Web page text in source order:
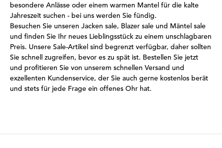
besondere Anlässe oder einem warmen Mantel für die kalte
Jahreszeit suchen - bei uns werden Sie fündig.
Besuchen Sie unseren Jacken sale, Blazer sale und Mäntel sale
und finden Sie Ihr neues Lieblingsstück zu einem unschlagbaren
Preis. Unsere Sale-Artikel sind begrenzt verfügbar, daher sollten
Sie schnell zugreifen, bevor es zu spät ist. Bestellen Sie jetzt
und profitieren Sie von unserem schnellen Versand und
exzellenten Kundenservice, der Sie auch gerne kostenlos berät
und stets für jede Frage ein offenes Ohr hat.